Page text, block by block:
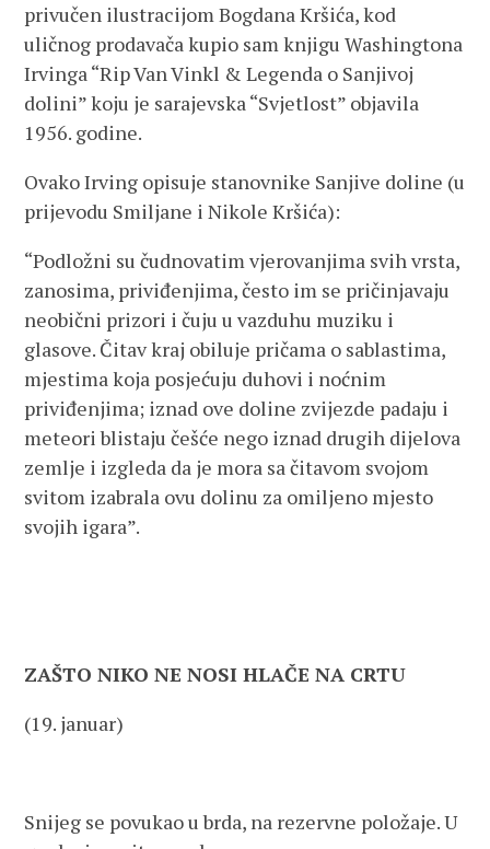
privučen ilustracijom Bogdana Kršića, kod
uličnog prodavača kupio sam knjigu Washingtona
Irvinga “Rip Van Vinkl & Legenda o Sanjivoj
dolini” koju je sarajevska “Svjetlost” objavila
1956. godine.
Ovako Irving opisuje stanovnike Sanjive doline (u
prijevodu Smiljane i Nikole Kršića):
“Podložni su čudnovatim vjerovanjima svih vrsta,
zanosima, priviđenjima, često im se pričinjavaju
neobični prizori i čuju u vazduhu muziku i
glasove. Čitav kraj obiluje pričama o sablastima,
mjestima koja posjećuju duhovi i noćnim
priviđenjima; iznad ove doline zvijezde padaju i
meteori blistaju češće nego iznad drugih dijelova
zemlje i izgleda da je mora sa čitavom svojom
svitom izabrala ovu dolinu za omiljeno mjesto
svojih igara”.
ZAŠTO NIKO NE NOSI HLAČE NA CRTU
(19. januar)
Snijeg se povukao u brda, na rezervne položaje. U